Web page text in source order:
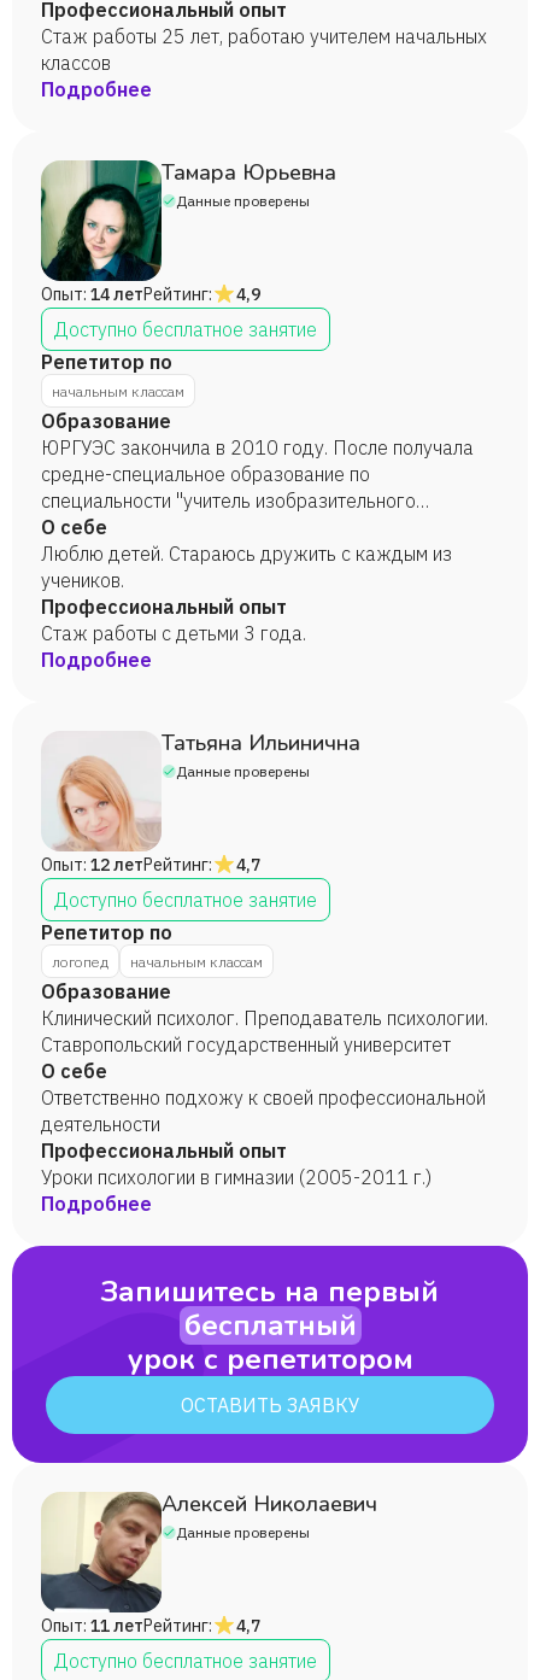
Профессиональный опыт
Стаж работы 25 лет, работаю учителем начальных
классов
Подробнее
Тамара Юрьевна
Данные проверены
Опыт: 14 летРейтинг: 4,9
Доступно бесплатное занятие
Репетитор по
начальным классам
Образование
ЮРГУЭС закончила в 2010 году. После получала
средне-специальное образование по
специальности "учитель изобразительного
искусства" По этой специальности имею стаж
работы 3 года. Разработана программа по
подготовке и постановке руки для
письма(дошкольники).
О себе
Люблю детей. Стараюсь дружить с каждым из
учеников.
Профессиональный опыт
Стаж работы с детьми 3 года.
Подробнее
Татьяна Ильинична
Данные проверены
Опыт: 12 летРейтинг: 4,7
Доступно бесплатное занятие
Репетитор по
логопед начальным классам
Образование
Клинический психолог. Преподаватель психологии.
Ставропольский государственный университет
О себе
Ответственно подхожу к своей профессиональной
деятельности
Профессиональный опыт
Уроки психологии в гимназии (2005-2011 г.)
Подробнее
Запишитесь на первый
бесплатный
урок с репетитором
ОСТАВИТЬ ЗАЯВКУ
Алексей Николаевич
Данные проверены
Опыт: 11 летРейтинг: 4,7
Доступно бесплатное занятие